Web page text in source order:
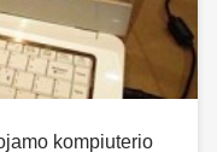
kompiuterio